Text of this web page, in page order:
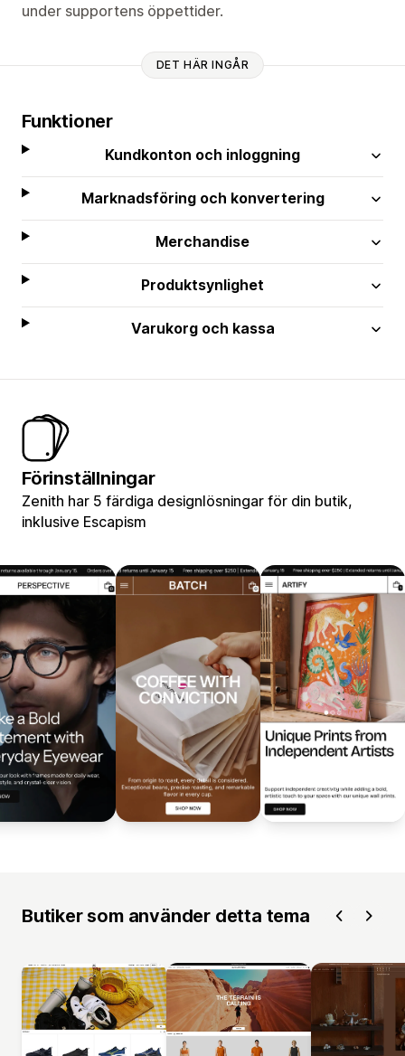
under supportens öppettider.
DET HÄR INGÅR
Funktioner
Kundkonton och inloggning
Marknadsföring och konvertering
Merchandise
Produktsynlighet
Varukorg och kassa
Förinställningar
Zenith har 5 färdiga designlösningar för din butik,
inklusive Escapism
Butiker som använder detta tema